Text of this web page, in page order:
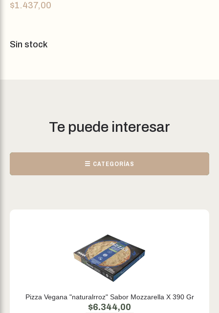
$1.437,00
Sin stock
Te puede interesar
☰ CATEGORÍAS
Pizza Vegana "naturalrroz" Sabor Mozzarella X 390 Gr
$6.344,00